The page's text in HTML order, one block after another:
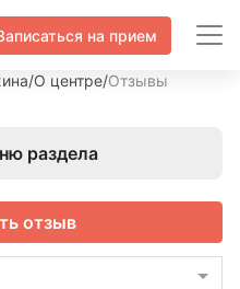
на прием
/О центре/Отзывы
раздела
отзыв